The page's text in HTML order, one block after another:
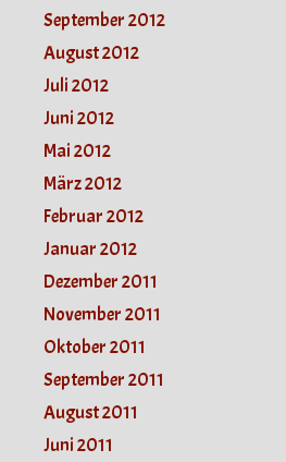
September 2012
August 2012
Juli 2012
Juni 2012
Mai 2012
März 2012
Februar 2012
Januar 2012
Dezember 2011
November 2011
Oktober 2011
September 2011
August 2011
Juni 2011